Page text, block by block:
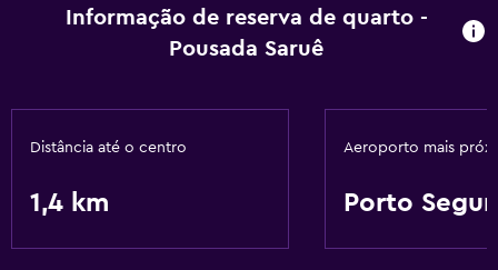
Informação de reserva de quarto -
Pousada Saruê
Distância até o centro
1,4 km
Aeroporto mais
Porto